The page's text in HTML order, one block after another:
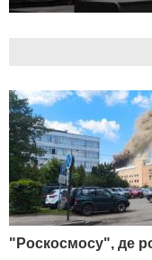
"Роскосмосу", де